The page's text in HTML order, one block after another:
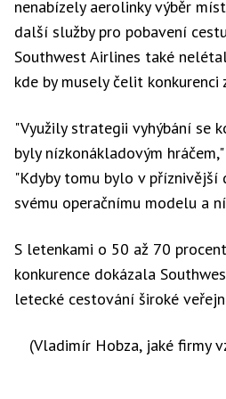
nenabízely aerolinky výběr
další služby pro pobavení
Southwest Airlines také
kde by musely čelit konkurenci
"Využily strategii vyhýbání se
byly nízkonákladovým
"Kdyby tomu bylo v příznivější
svému operačnímu modelu a
S letenkami o 50 až 70
konkurence dokázala
letecké cestování široké
(Vladimír Hobza, jaké firmy